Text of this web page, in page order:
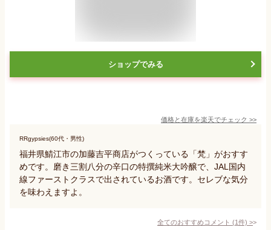
ショップでみる
価格と在庫を楽天でチェック >>
RRgypsies(60代・男性)
福井県鯖江市の加藤吉平商店がつくっている「梵」がおすす
めです。磨き三割八分の辛口の特撰純米大吟醸で、JAL国内
線ファーストクラスで出されているお酒です。セレブな気分
を味わえますよ。
全てのおすすめコメント (1件) >